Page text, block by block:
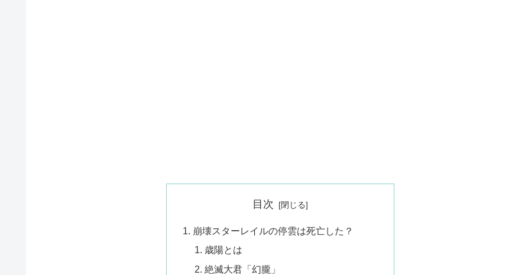
目次
崩壊スターレイルの停雲は死亡した？
歳陽とは
絶滅大君「幻朧」